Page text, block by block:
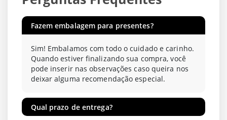
Fazem embalagem para presentes?
Sim! Embalamos com todo o cuidado e carinho.
Quando estiver finalizando sua compra, você
pode inserir nas observações caso queira nos
deixar alguma recomendação especial.
Qual prazo de entrega?